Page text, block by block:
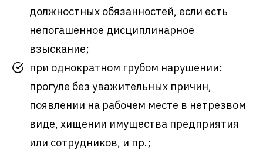
должностных обязанностей, если есть
непогашенное дисциплинарное
взыскание;
при однократном грубом нарушении:
прогуле без уважительных причин,
появлении на рабочем месте в нетрезвом
виде, хищении имущества предприятия
или сотрудников, и пр.;